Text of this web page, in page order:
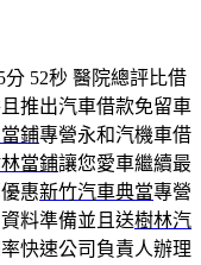
分 52秒 醫院總評比借
推出汽車借款免留車
鋪專營永和汽機車借
當鋪讓您愛車繼續最
惠新竹汽車典當專營
料準備並且送樹林汽
快速公司負責人辦理